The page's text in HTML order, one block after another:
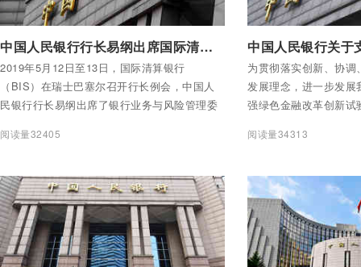
中国人民银行行长易纲出席国际清算银行行长例会
2019年5月12日至13日，国际清算银行
（BIS）在瑞士巴塞尔召开行长例会，中国人
民银行行长易纲出席了银行业务与风险管理委
议、全球经济形势会和董事会等系列会议，与
策应对等问题进行了交流和研讨。（完）
阅读量32405
为贯彻落实创新、协
发展理念，进一步发
强绿色金融改革创新
有关事项通知如下
阅读量34313